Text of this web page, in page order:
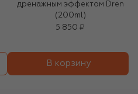
дренажным эффектом Dren
(200ml)
5 850 ₽
В корзину